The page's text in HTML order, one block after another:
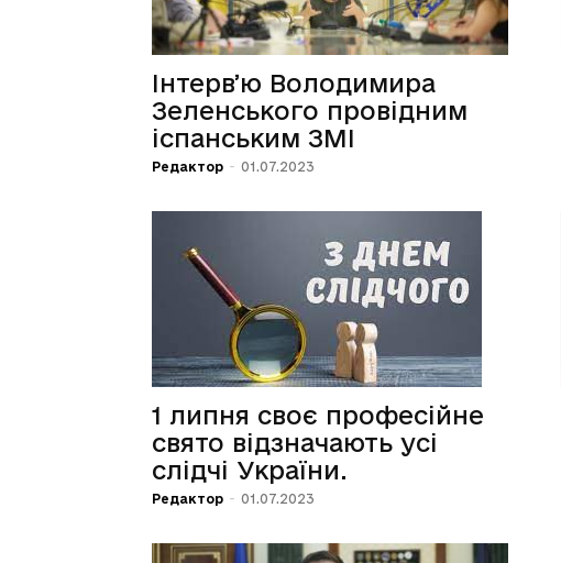
Інтервʼю Володимира
Зеленського провідним
іспанським ЗМІ
Редактор - 01.07.2023
1 липня своє професійне
свято відзначають усі
слідчі України.
Редактор - 01.07.2023